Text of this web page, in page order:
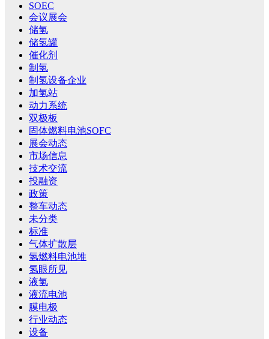
SOEC
会议展会
储氢
储氢罐
催化剂
制氢
制氢设备企业
加氢站
动力系统
双极板
固体燃料电池SOFC
展会动态
市场信息
技术交流
投融资
政策
整车动态
未分类
标准
气体扩散层
氢燃料电池堆
氢眼所见
液氢
液流电池
膜电极
行业动态
设备